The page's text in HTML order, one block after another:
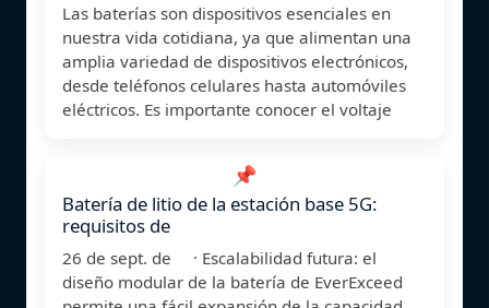
Las baterías son dispositivos esenciales en
nuestra vida cotidiana, ya que alimentan una
amplia variedad de dispositivos electrónicos,
desde teléfonos celulares hasta automóviles
eléctricos. Es importante conocer el voltaje
📌
Batería de litio de la estación base 5G:
requisitos de
26 de sept. de · Escalabilidad futura: el
diseño modular de la batería de EverExceed